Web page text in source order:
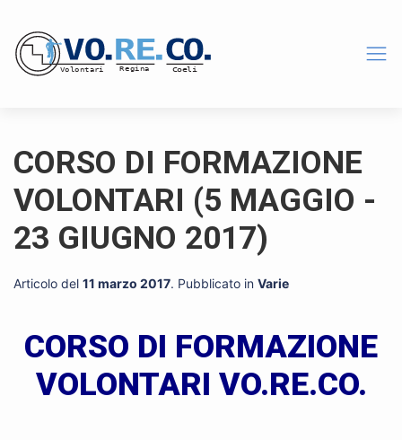
CORSO DI FORMAZIONE
VOLONTARI (5 MAGGIO -
23 GIUGNO 2017)
Articolo del 11 marzo 2017. Pubblicato in Varie
CORSO DI FORMAZIONE
VOLONTARI VO.RE.CO.